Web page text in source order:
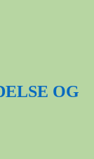
OG